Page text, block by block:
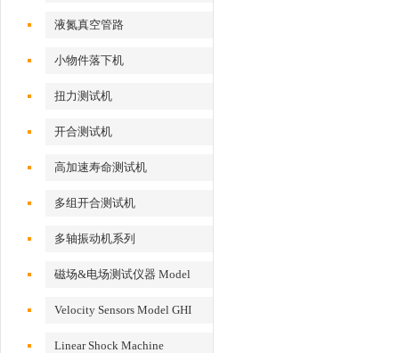
液氮真空管路
小物件落下机
扭力测试机
开合测试机
高加速寿命测试机
多组开合测试机
多轴振动机系列
磁场&电场测试仪器 Model
Velocity Sensors Model GHI
Linear Shock Machine